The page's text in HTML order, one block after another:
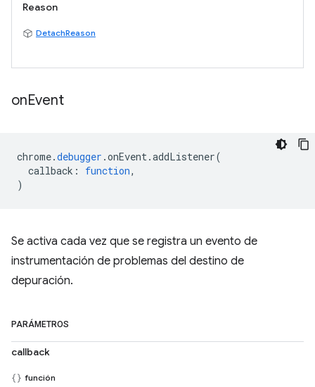
Reason
DetachReason
onEvent
chrome.debugger .onEvent.addListener(
callback : function,
)
Se activa cada vez que se registra un evento de
instrumentación de problemas del destino de
depuración.
PARÁMETROS
callback
función